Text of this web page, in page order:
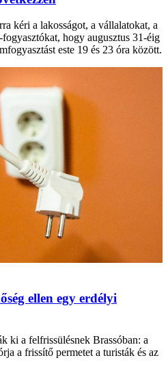
kéri a lakosságot, a vállalatokat, a
hogy augusztus 31-éig
este 19 és 23 óra között.
ellen egy erdélyi
ki a felfrissülésnek Brassóban: a
a frissítő permetet a turisták és az